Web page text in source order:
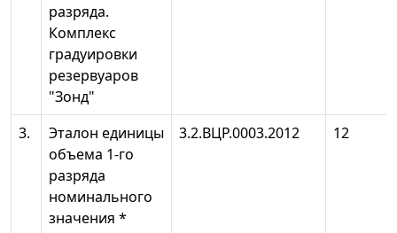
разряда.
Комплекс
градуировки
резервуаров
"Зонд"
3.
Эталон единицы
объема 1-го
разряда
номинального
значения *
3.2.ВЦР.0003.2012 12